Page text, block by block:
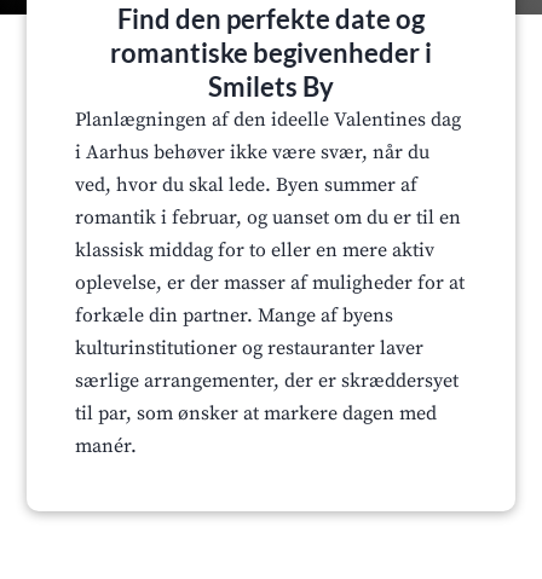
Find den perfekte date og
romantiske begivenheder i
Smilets By
Planlægningen af den ideelle Valentines dag
i Aarhus behøver ikke være svær, når du
ved, hvor du skal lede. Byen summer af
romantik i februar, og uanset om du er til en
klassisk middag for to eller en mere aktiv
oplevelse, er der masser af muligheder for at
forkæle din partner. Mange af byens
kulturinstitutioner og restauranter laver
særlige arrangementer, der er skræddersyet
til par, som ønsker at markere dagen med
manér.